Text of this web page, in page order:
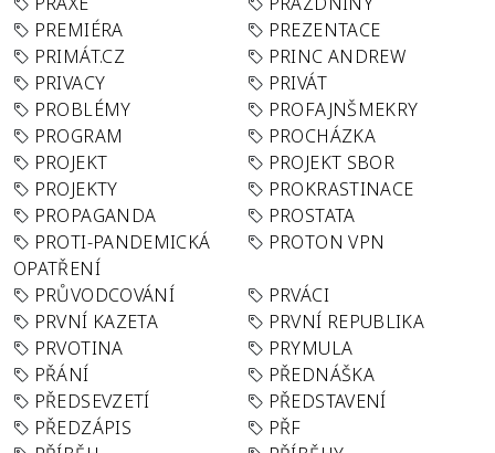
PREMIÉRA
PREZENTACE
PRIMÁT.CZ
PRINC ANDREW
PRIVACY
PRIVÁT
PROBLÉMY
PROFAJNŠMEKRY
PROGRAM
PROCHÁZKA
PROJEKT
PROJEKT SBOR
PROJEKTY
PROKRASTINACE
PROPAGANDA
PROSTATA
PROTI-PANDEMICKÁ
OPATŘENÍ
PROTON VPN
PRŮVODCOVÁNÍ
PRVÁCI
PRVNÍ KAZETA
PRVNÍ REPUBLIKA
PRVOTINA
PRYMULA
PŘÁNÍ
PŘEDNÁŠKA
PŘEDSEVZETÍ
PŘEDSTAVENÍ
PŘEDZÁPIS
PŘF